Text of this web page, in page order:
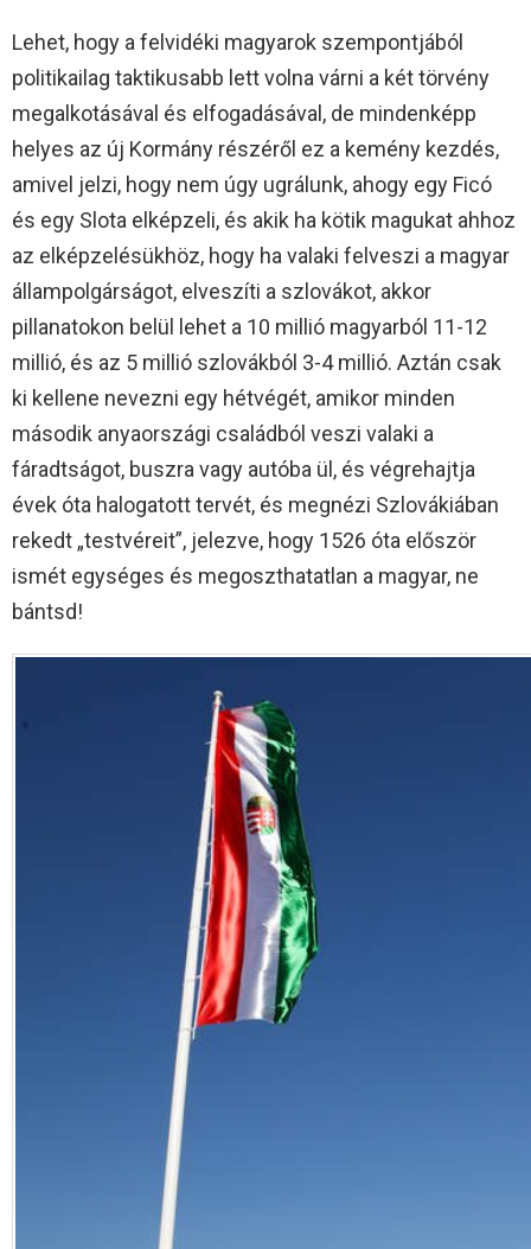
Lehet, hogy a felvidéki magyarok szempontjából
politikailag taktikusabb lett volna várni a két törvény
megalkotásával és elfogadásával, de mindenképp
helyes az új Kormány részéről ez a kemény kezdés,
amivel jelzi, hogy nem úgy ugrálunk, ahogy egy Ficó
és egy Slota elképzeli, és akik ha kötik magukat ahhoz
az elképzelésükhöz, hogy ha valaki felveszi a magyar
állampolgárságot, elveszíti a szlovákot, akkor
pillanatokon belül lehet a 10 millió magyarból 11-12
millió, és az 5 millió szlovákból 3-4 millió. Aztán csak
ki kellene nevezni egy hétvégét, amikor minden
második anyaországi családból veszi valaki a
fáradtságot, buszra vagy autóba ül, és végrehajtja
évek óta halogatott tervét, és megnézi Szlovákiában
rekedt „testvéreit”, jelezve, hogy 1526 óta először
ismét egységes és megoszthatatlan a magyar, ne
bántsd!